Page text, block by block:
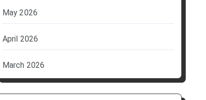
May 2026
April 2026
March 2026